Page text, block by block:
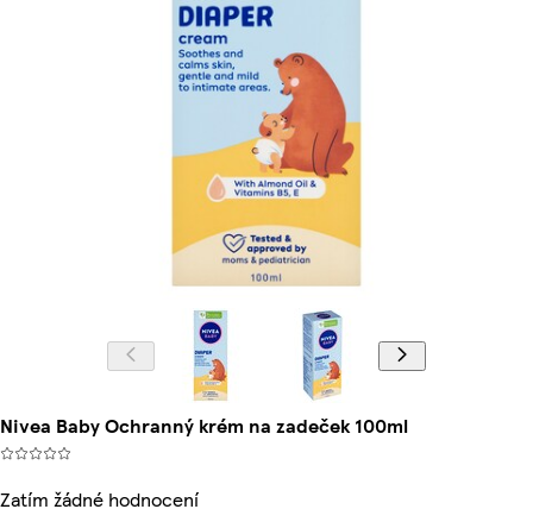
Nivea Baby Ochranný krém na zadeček 100ml
Zatím žádné hodnocení